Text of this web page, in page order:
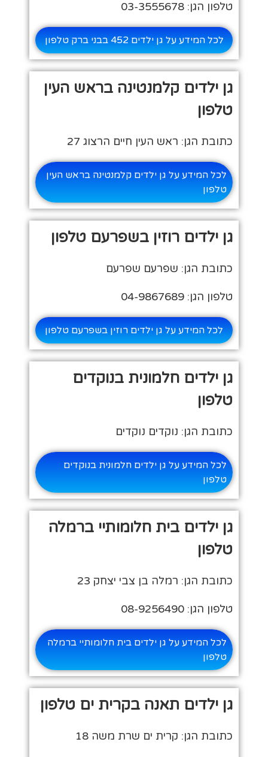
טלפון הגן: 03-3555678
לכל המידע על גן ילדים 452 בבני ברק טלפון
גן ילדים קלמנטינה בראש העין
טלפון
כתובת הגן: ראש העין חיים הרצוג 27
לכל המידע על גן ילדים קלמנטינה בראש העין
טלפון
גן ילדים רוזין בשפרעם טלפון
כתובת הגן: שפרעם שפרעם
טלפון הגן: 04-9867689
לכל המידע על גן ילדים רוזין בשפרעם טלפון
גן ילדים חלמונית בנוקדים
טלפון
כתובת הגן: נוקדים נוקדים
לכל המידע על גן ילדים חלמונית בנוקדים
טלפון
גן ילדים בית חלומותיי ברמלה
טלפון
כתובת הגן: רמלה בן צבי יצחק 23
טלפון הגן: 08-9256490
לכל המידע על גן ילדים בית חלומותיי ברמלה
טלפון
גן ילדים תאנה בקרית ים טלפון
כתובת הגן: קרית ים שרת משה 18